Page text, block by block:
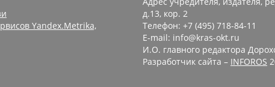
Yandex.Metrika,
д.13, кор. 2
Телефон: +7 (495) 718-84-11
E-mail: info@kras-okt.ru
И.О. главного редактора
Разработчик сайта – INFOROS